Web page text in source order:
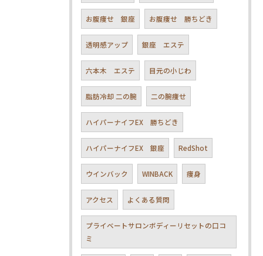
お腹痩せ 銀座 お腹痩せ 勝ちどき
透明感アップ 銀座 エステ
六本木 エステ 目元の小じわ
脂肪冷却 二の腕 二の腕痩せ
ハイパーナイフEX 勝ちどき
ハイパーナイフEX 銀座 RedShot
ウインバック WINBACK 痩身
アクセス よくある質問
プライベートサロンボディーリセットの口コ
ミ